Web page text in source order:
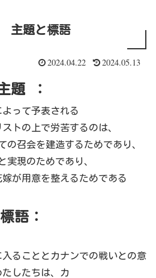
主題と標語
2024.04.22 2024.05.13
題 ：
よって予表される
トの上で労苦するのは、
の召会を建造するためであり、
実現のためであり、
が用意を整えるためである
標語：
ることとカナンでの戦いとの意
したちは、カ